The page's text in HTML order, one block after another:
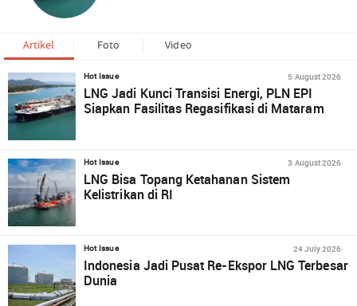
Artikel Foto Video
Hot Issue 5 August 2026
LNG Jadi Kunci Transisi Energi, PLN EPI
Siapkan Fasilitas Regasifikasi di Mataram
Hot Issue 3 August 2026
LNG Bisa Topang Ketahanan Sistem
Kelistrikan di RI
Hot Issue 24 July 2026
Indonesia Jadi Pusat Re-Ekspor LNG Terbesar
Dunia